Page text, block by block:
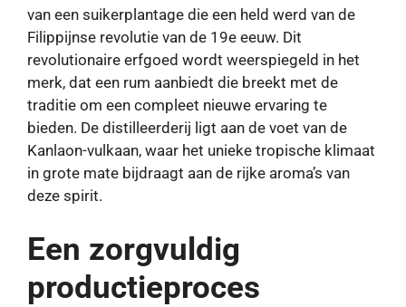
van een suikerplantage die een held werd van de
Filippijnse revolutie van de 19e eeuw. Dit
revolutionaire erfgoed wordt weerspiegeld in het
merk, dat een rum aanbiedt die breekt met de
traditie om een ​​compleet nieuwe ervaring te
bieden. De distilleerderij ligt aan de voet van de
Kanlaon-vulkaan, waar het unieke tropische klimaat
in grote mate bijdraagt ​​aan de rijke aroma’s van
deze spirit.
Een zorgvuldig
productieproces